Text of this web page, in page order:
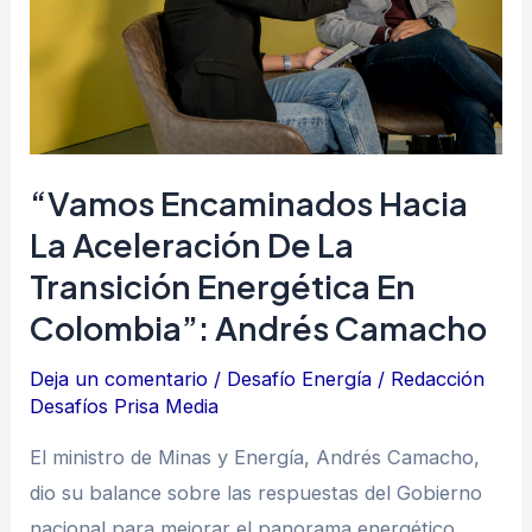
“Vamos Encaminados Hacia
La Aceleración De La
Transición Energética En
Colombia”: Andrés Camacho
Deja un comentario / Desafío Energía / Redacción
Desafíos Prisa Media
El ministro de Minas y Energía, Andrés Camacho,
dio su balance sobre las respuestas del Gobierno
energética
Colombia”:
Andrés
Camacho